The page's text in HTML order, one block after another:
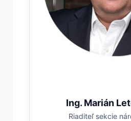
Ing. Marián
Riaditeľ sekcie